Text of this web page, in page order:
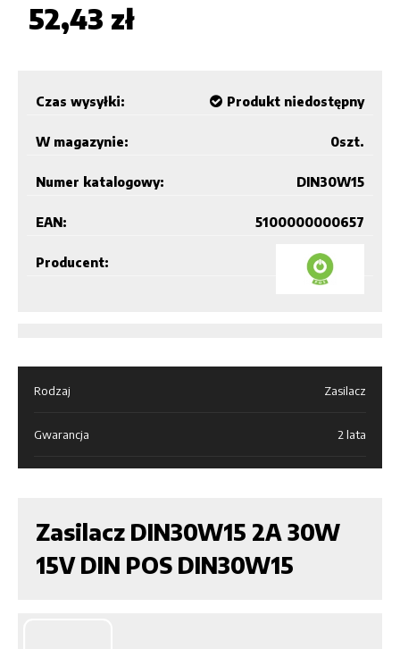
52,43 zł
Czas wysyłki: Produkt niedostępny
W magazynie: szt.
0
Numer katalogowy: DIN30W15
EAN: 5100000000657
Producent:
Rodzaj Zasilacz
Gwarancja 2 lata
Zasilacz DIN30W15 2A 30W
15V DIN POS DIN30W15